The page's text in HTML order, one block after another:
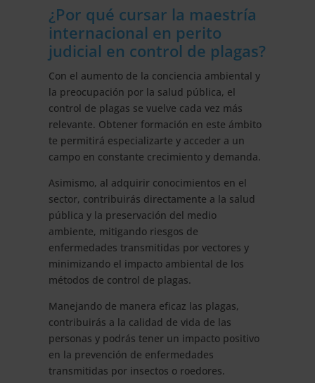
¿Por qué cursar la maestría
internacional en perito
judicial en control de plagas?
Con el aumento de la conciencia ambiental y
la preocupación por la salud pública, el
control de plagas se vuelve cada vez más
relevante. Obtener formación en este ámbito
te permitirá especializarte y acceder a un
campo en constante crecimiento y demanda.
Asimismo, al adquirir conocimientos en el
sector, contribuirás directamente a la salud
pública y la preservación del medio
ambiente, mitigando riesgos de
enfermedades transmitidas por vectores y
minimizando el impacto ambiental de los
métodos de control de plagas.
Manejando de manera eficaz las plagas,
contribuirás a la calidad de vida de las
personas y podrás tener un impacto positivo
en la prevención de enfermedades
transmitidas por insectos o roedores.